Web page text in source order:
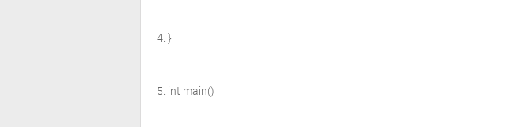
}
int main()